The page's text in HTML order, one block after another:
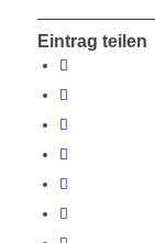
Eintrag teilen